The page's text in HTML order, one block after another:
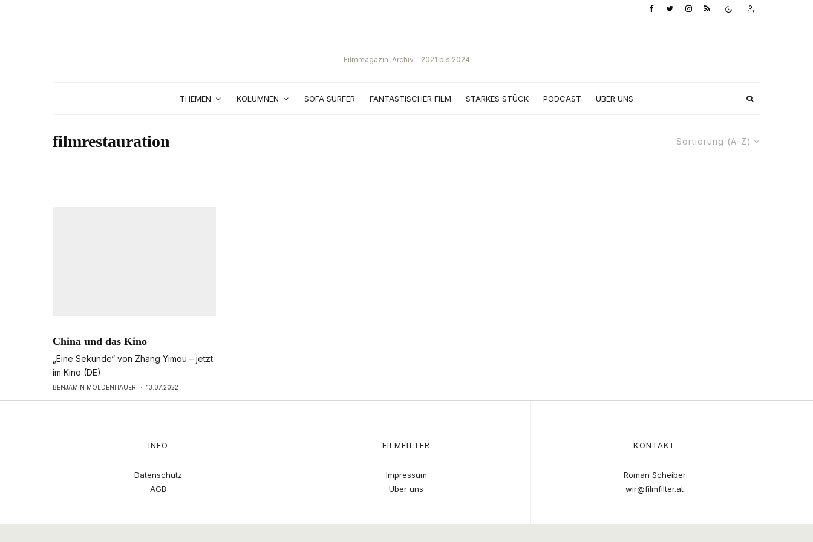
Filmmagazin-Archiv – 2021 bis 2024
THEMEN KOLUMNEN SOFA SURFER FANTASTISCHER FILM STARKES STÜCK PODCAST ÜBER UNS
Sortierung (A-Z)
filmrestauration
China und das Kino
„Eine Sekunde“ von Zhang Yimou – jetzt
im Kino (DE)
BENJAMIN MOLDENHAUER · 13.07.2022
INFO
Datenschutz
AGB
FILMFILTER
Impressum
Über uns
KONTAKT
Roman Scheiber
wir@filmfilter.at